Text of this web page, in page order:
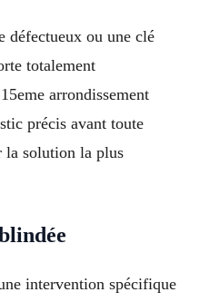
défectueux ou une clé
totalement
arrondissement
précis avant toute
la solution la plus
intervention spécifique